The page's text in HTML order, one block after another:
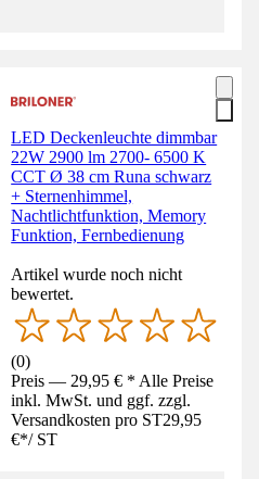
LED Deckenleuchte dimmbar
22W 2900 lm 2700- 6500 K
CCT Ø 38 cm Runa schwarz
+ Sternenhimmel,
Nachtlichtfunktion, Memory
Funktion, Fernbedienung
Artikel wurde noch nicht
bewertet.
(0)
Preis — 29,95 € * Alle Preise
inkl. MwSt. und ggf. zzgl.
Versandkosten pro ST29,95
€*/ ST